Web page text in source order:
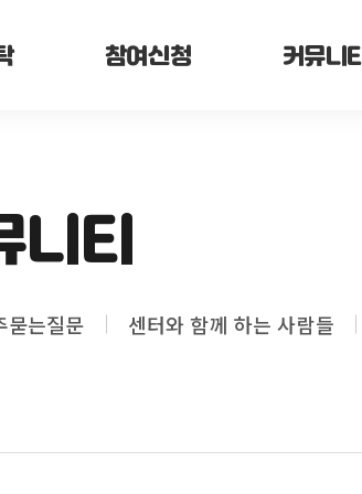
참여신청 커뮤니티
니티
묻는질문 센터와 함께 하는 사람들